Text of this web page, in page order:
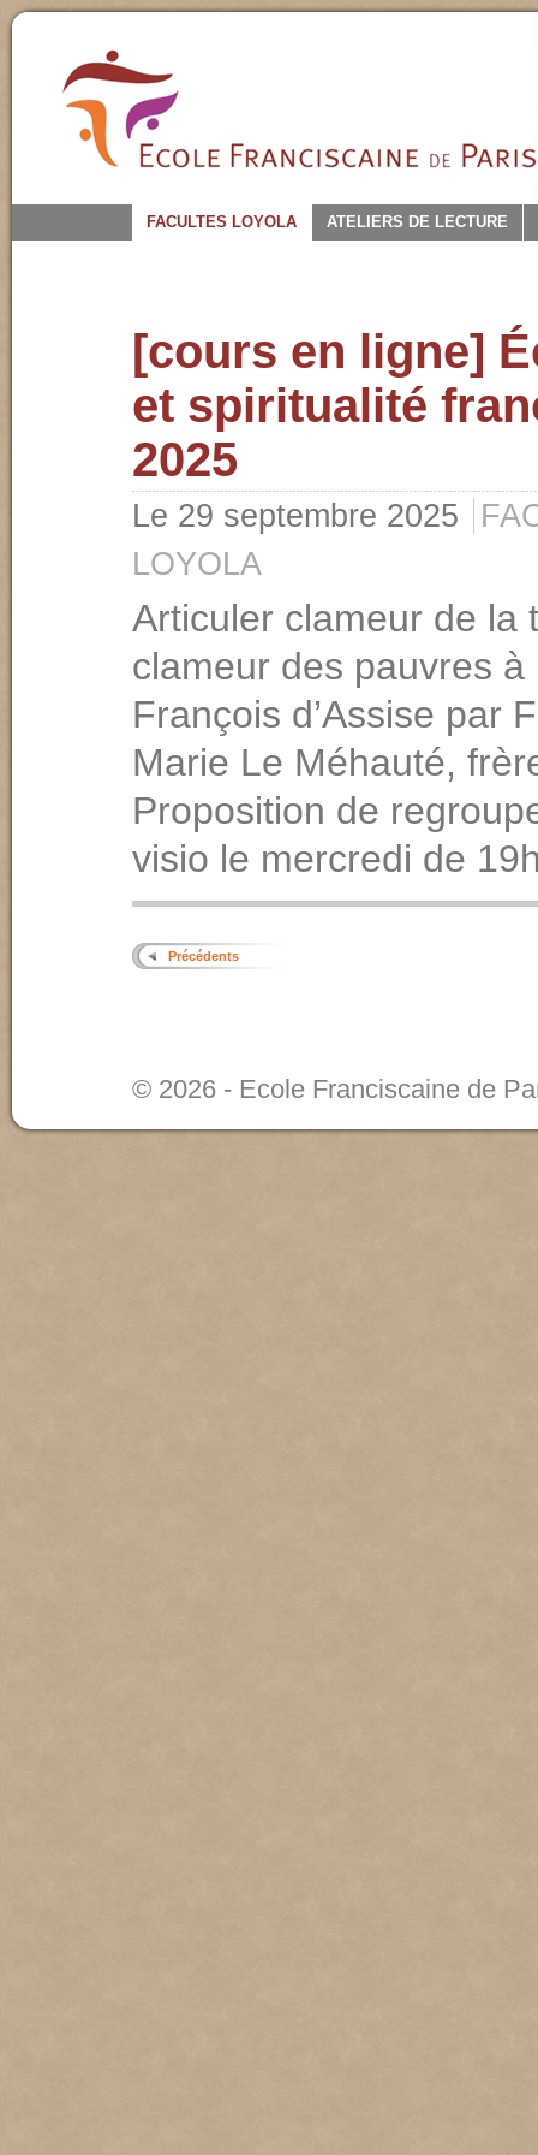
FACULTES LOYOLA ATELIERS DE LECTURE
[cours en ligne]
et spiritualité
2025
Le 29 septembre 2025
LOYOLA
Articuler clameur de la
clameur des pauvres à
François d’Assise par
Marie Le Méhauté,
Proposition de
visio le mercredi de
Précédents
© 2026 - Ecole Franciscaine de